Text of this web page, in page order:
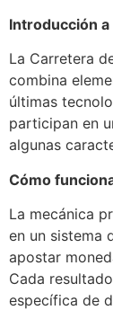
Introducción
La Carretera
combina
últimas
participan en
algunas
Cómo
La mecánica
en un sistema
apostar
Cada
específica de